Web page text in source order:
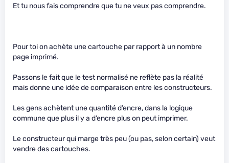
Et tu nous fais comprendre que tu ne veux pas comprendre.
Pour toi on achète une cartouche par rapport à un nombre
page imprimé.
Passons le fait que le test normalisé ne reflète pas la réalité
mais donne une idée de comparaison entre les constructeurs.
Les gens achètent une quantité d’encre, dans la logique
commune que plus il y a d’encre plus on peut imprimer.
Le constructeur qui marge très peu (ou pas, selon certain) veut
vendre des cartouches.